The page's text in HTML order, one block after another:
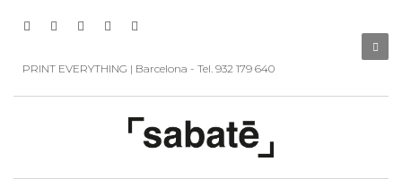
PRINT EVERYTHING | Barcelona - Tel. 932 179 640